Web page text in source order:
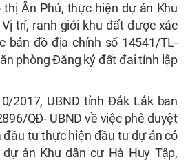
Ân Phú, thực hiện dự án Khu
trí, ranh giới khu đất được xác
bản đồ địa chính số 14541/TL-
phòng Đăng ký đất đai tỉnh lập
2017, UBND tỉnh Đắk Lắk ban
QĐ- UBND về việc phê duyệt
đầu tư thực hiện đầu tư dự án có
án Khu dân cư Hà Huy Tập,